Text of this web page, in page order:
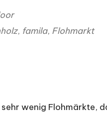
, famila, Flohmarkt
wenig Flohmärkte,